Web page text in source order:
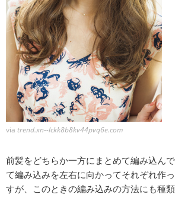
via trend.xn--lckk8b8kv44pvq6e.com
前髪をどちらか一方にまとめて編み込ん
て編み込みを左右に向かってそれぞれ作
すが、このときの編み込みの方法にも種類